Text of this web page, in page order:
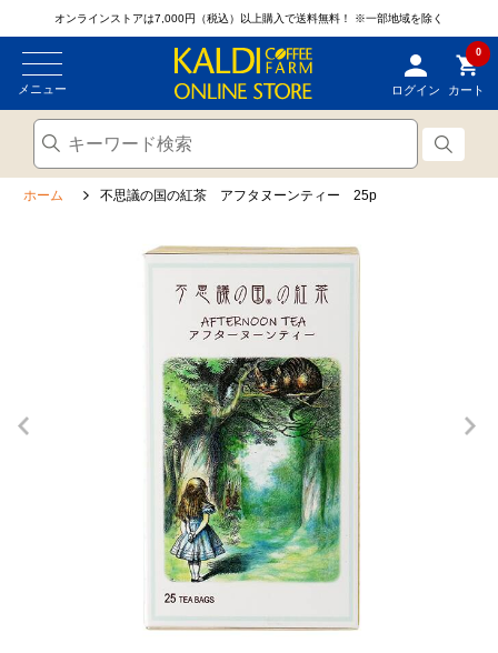
オンラインストアは7,000円（税込）以上購入で送料無料！ ※一部地域を除く
メニュー ログイン
0
カート
ホーム 不思議の国の紅茶 アフタヌーンティー 25p